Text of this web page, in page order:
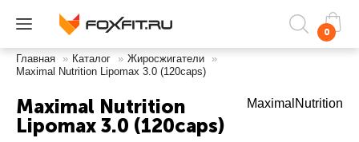
0
Главная » Каталог » Жиросжигатели
»
Maximal Nutrition Lipomax 3.0 (120caps)
Maximal Nutrition
Lipomax 3.0 (120caps)
MaximalNutrition